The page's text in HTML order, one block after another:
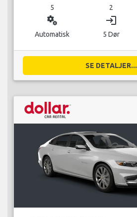
5 2
miscellaneous_services
Automatisk
login
5 Dør
SE DETALJER...